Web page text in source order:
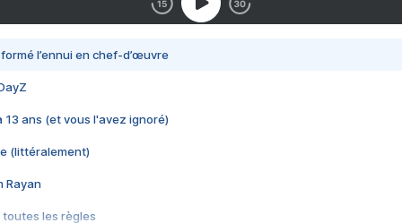
l’ennui en chef-d’œuvre
13 ans (et vous l'avez ignoré)
(littéralement)
Rayan
toutes les règles